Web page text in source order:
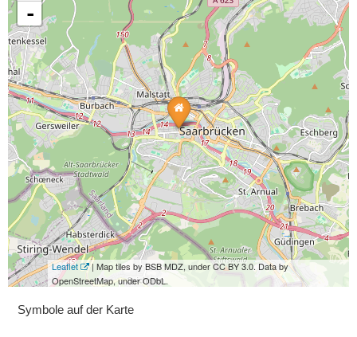
-
Leaflet
| Map tiles by BSB MDZ, under CC BY 3.0. Data by
OpenStreetMap, under ODbL.
Symbole auf der Karte